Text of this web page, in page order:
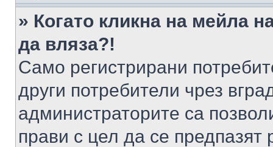
» Когато кликна на мейла
да вляза?!
Само регистрирани
други потребители чрез
администраторите са
прави с цел да се предпазят